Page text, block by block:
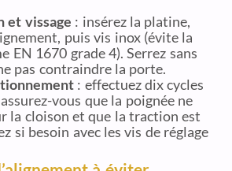
et vissage : insérez la platine,
puis vis inox (évite la
EN 1670 grade 4). Serrez sans
pas contraindre la porte.
: effectuez dix cycles
vous que la poignée ne
la cloison et que la traction est
si besoin avec les vis de réglage